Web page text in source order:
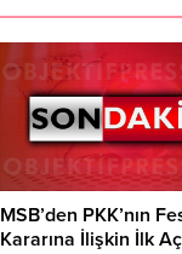
MSB’den PKK’nın
Kararına İlişkin İlk